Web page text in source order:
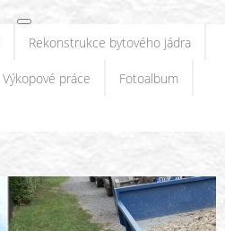
Rekonstrukce bytového jádra
Výkopové práce Fotoalbum